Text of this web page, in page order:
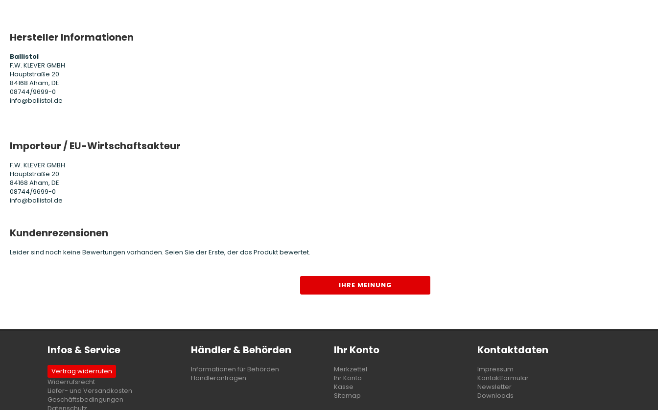
Hersteller Informationen
Ballistol
F.W. KLEVER GMBH
Hauptstraße 20
84168 Aham, DE
08744/9699-0
info@ballistol.de
Importeur / EU-Wirtschaftsakteur
F.W. KLEVER GMBH
Hauptstraße 20
84168 Aham, DE
08744/9699-0
info@ballistol.de
Kundenrezensionen
Leider sind noch keine Bewertungen vorhanden. Seien Sie der Erste, der das Produkt bewertet.
IHRE MEINUNG
Infos & Service
Vertrag widerrufen
Widerrufsrecht
Liefer- und Versandkosten
Geschäftsbedingungen
Händler & Behörden
Informationen für Behörden
Händleranfragen
Ihr Konto
Merkzettel
Ihr Konto
Kasse
Sitemap
Kontaktdaten
Impressum
Kontaktformular
Newsletter
Downloads